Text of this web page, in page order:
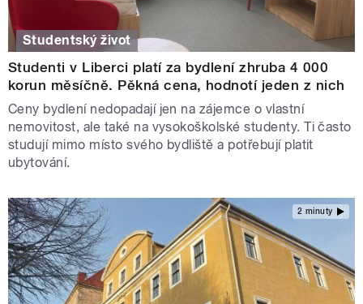
Studentský život
Studenti v Liberci platí za bydlení zhruba 4 000
korun měsíčně. Pěkná cena, hodnotí jeden z nich
Ceny bydlení nedopadají jen na zájemce o vlastní
nemovitost, ale také na vysokoškolské studenty. Ti často
studují mimo místo svého bydliště a potřebují platit
ubytování.
2 minuty